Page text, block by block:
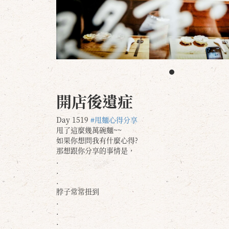
開店後遺症
Day 1519 #甩麵心得分享
甩了這麼幾萬碗麵~~
如果你想問我有什麼心得?
那想跟你分享的事情是，
.
.
.
脖子常常扭到
.
.
.